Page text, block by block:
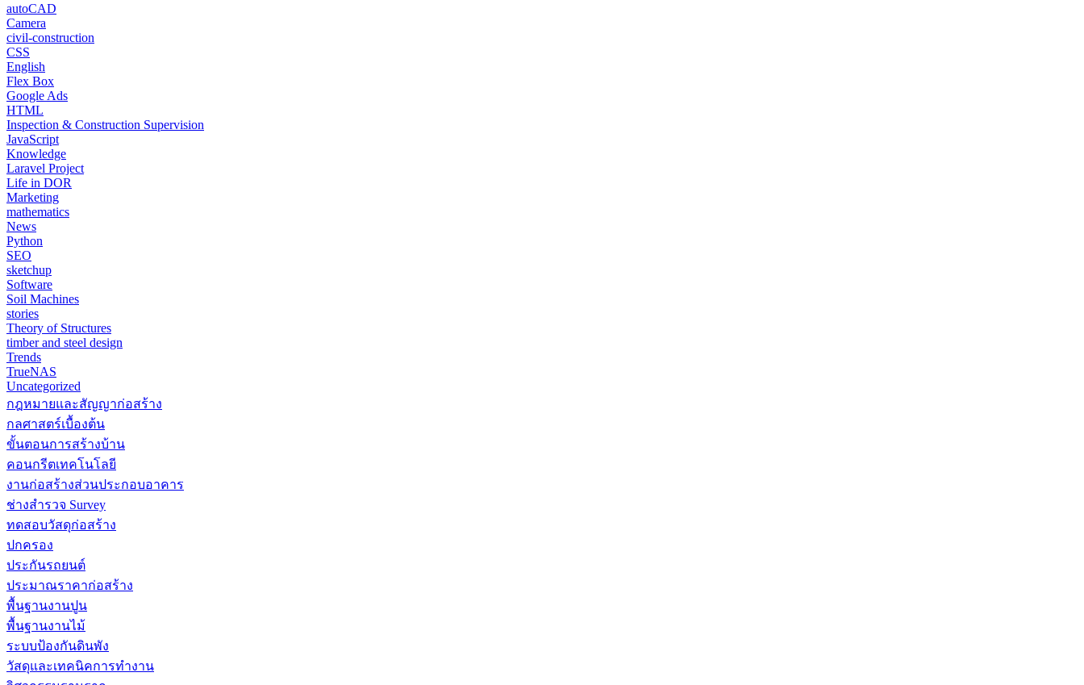
autoCAD
Camera
civil-construction
CSS
English
Flex Box
Google Ads
HTML
Inspection & Construction Supervision
JavaScript
Knowledge
Laravel Project
Life in DOR
Marketing
mathematics
News
Python
SEO
sketchup
Software
Soil Machines
stories
Theory of Structures
timber and steel design
Trends
TrueNAS
Uncategorized
กฎหมายและสัญญาก่อสร้าง
กลศาสตร์เบื้องต้น
ขั้นตอนการสร้างบ้าน
คอนกรีตเทคโนโลยี
งานก่อสร้างส่วนประกอบอาคาร
ช่างสำรวจ Survey
ทดสอบวัสดุก่อสร้าง
ปกครอง
ประกันรถยนต์
ประมาณราคาก่อสร้าง
พื้นฐานงานปูน
พื้นฐานงานไม้
ระบบป้องกันดินพัง
วัสดุและเทคนิคการทำงาน